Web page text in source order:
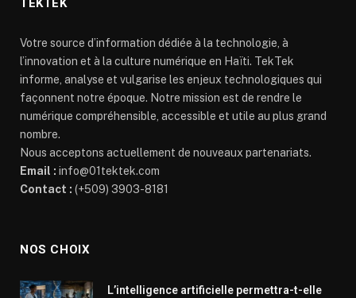
TEKTEK
Votre source d’information dédiée à la technologie, à
l’innovation et à la culture numérique en Haïti. TekTek
informe, analyse et vulgarise les enjeux technologiques qui
façonnent notre époque. Notre mission est de rendre le
numérique compréhensible, accessible et utile au plus grand
nombre.
Nous acceptons actuellement de nouveaux partenariats.
Email : info@01tektek.com
Contact : (+509) 3903-8181
NOS CHOIX
L’intelligence artificielle permettra-t-elle